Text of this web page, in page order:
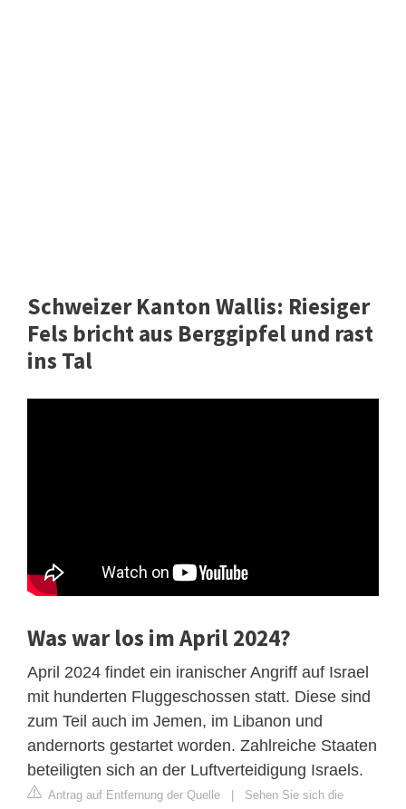
Schweizer Kanton Wallis: Riesiger
Fels bricht aus Berggipfel und rast
ins Tal
Was war los im April 2024?
April 2024 findet ein iranischer Angriff auf Israel
mit hunderten Fluggeschossen statt. Diese sind
zum Teil auch im Jemen, im Libanon und
andernorts gestartet worden. Zahlreiche Staaten
beteiligten sich an der Luftverteidigung Israels.
Antrag auf Entfernung der Quelle | Sehen Sie sich die